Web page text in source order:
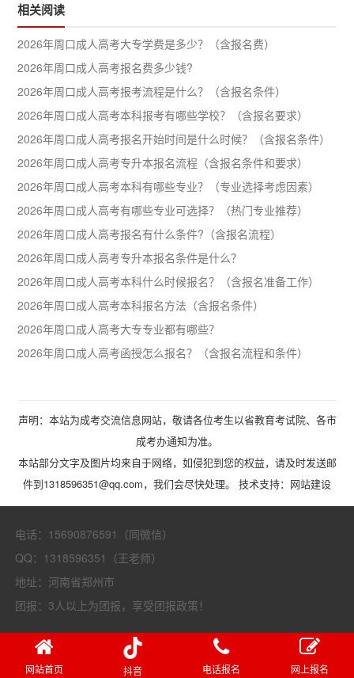
相关阅读
2026年周口成人高考大专学费是多少？（含报名费）
2026年周口成人高考报名费多少钱?
2026年周口成人高考报考流程是什么？（含报名条件）
2026年周口成人高考本科报考有哪些学校？（含报名要求）
2026年周口成人高考报名开始时间是什么时候？（含报名条件）
2026年周口成人高考专升本报名流程（含报名条件和要求）
2026年周口成人高考本科有哪些专业？（专业选择考虑因素）
2026年周口成人高考有哪些专业可选择？（热门专业推荐）
2026年周口成人高考报名有什么条件?（含报名流程）
2026年周口成人高考专升本报名条件是什么？
2026年周口成人高考本科什么时候报名？（含报名准备工作）
2026年周口成人高考本科报名方法（含报名条件）
2026年周口成人高考大专专业都有哪些？
2026年周口成人高考函授怎么报名？（含报名流程和条件）
声明：本站为成考交流信息网站，敬请各位考生以省教育考试院、各市
成考办通知为准。
本站部分文字及图片均来自于网络，如侵犯到您的权益，请及时发送邮
件到1318596351@qq.com，我们会尽快处理。 技术支持： 网站建设
电话：15690876591（同微信）
QQ：1318596351（王老师）
地址：河南省郑州市
团报：3人以上为团报，享受团报政策！
网站首页 抖音 电话报名 网上报名